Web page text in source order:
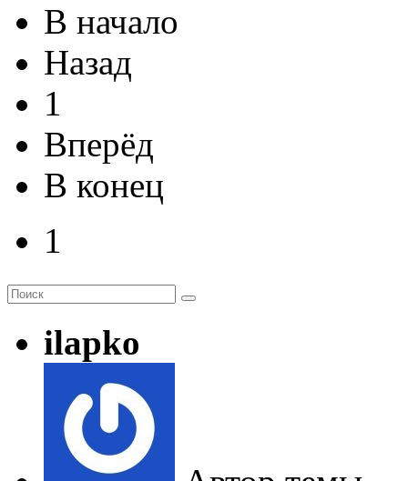
В начало
Назад
1
Вперёд
В конец
1
ilapko